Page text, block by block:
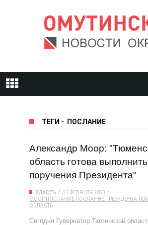
ТЕГИ - ПОСЛАНИЕ
Александр Моор:
область готова выполнить
поручения Президента"
ВЛАСТЬ
21 ФЕВРАЛЯ 2023
МООР ПОСЛАНИЕ ПОСЛАНИЕ ПРЕЗИДЕНТА
ОБЛАСТЬ
Сегодня Губернатор Тюменской